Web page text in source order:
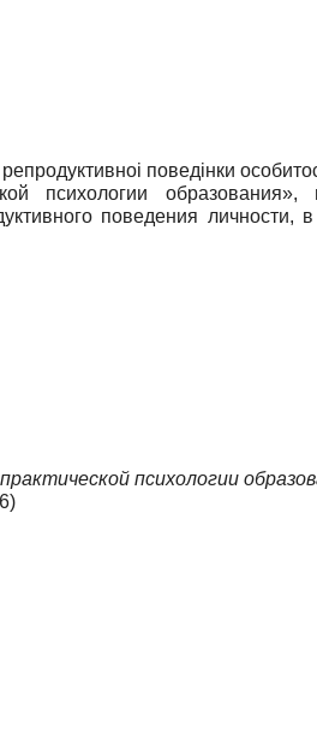
поведiнки
психологии образования»,
поведения личности,
психологии